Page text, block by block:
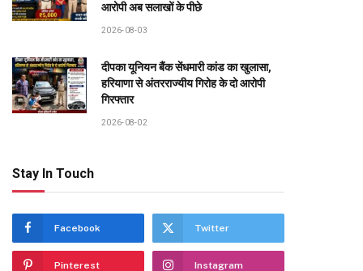
आरोपी अब सलाखों के पीछे
2026-08-03
दीपका यूनियन बैंक सेंधमारी कांड का खुलासा,
हरियाणा से अंतरराज्यीय गिरोह के दो आरोपी
गिरफ्तार
2026-08-02
Stay In Touch
Facebook Twitter
Pinterest Instagram